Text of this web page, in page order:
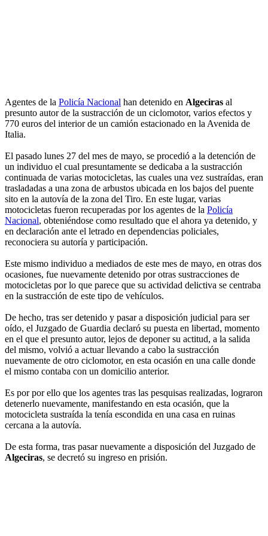
Agentes de la Policía Nacional han detenido en Algeciras al
presunto autor de la sustracción de un ciclomotor, varios efectos y
770 euros del interior de un camión estacionado en la Avenida de
Italia.
El pasado lunes 27 del mes de mayo, se procedió a la detención de
un individuo el cual presuntamente se dedicaba a la sustracción
continuada de varias motocicletas, las cuales una vez sustraídas, eran
trasladadas a una zona de arbustos ubicada en los bajos del puente
sito en la autovía de la zona del Tiro. En este lugar, varias
motocicletas fueron recuperadas por los agentes de la Policía
Nacional, obteniéndose como resultado que el ahora ya detenido, y
en declaración ante el letrado en dependencias policiales,
reconociera su autoría y participación.
Este mismo individuo a mediados de este mes de mayo, en otras dos
ocasiones, fue nuevamente detenido por otras sustracciones de
motocicletas por lo que parece que su actividad delictiva se centraba
en la sustracción de este tipo de vehículos.
De hecho, tras ser detenido y pasar a disposición judicial para ser
oído, el Juzgado de Guardia declaró su puesta en libertad, momento
en el que el presunto autor, lejos de deponer su actitud, a la salida
del mismo, volvió a actuar llevando a cabo la sustracción
nuevamente de otro ciclomotor, en esta ocasión en una calle donde
el mismo contaba con un domicilio anterior.
Es por por ello que los agentes tras las pesquisas realizadas, lograron
detenerlo nuevamente, manifestando en esta ocasión, que la
motocicleta sustraída la tenía escondida en una casa en ruinas
cercana a la autovía.
De esta forma, tras pasar nuevamente a disposición del Juzgado de
Algeciras, se decretó su ingreso en prisión.